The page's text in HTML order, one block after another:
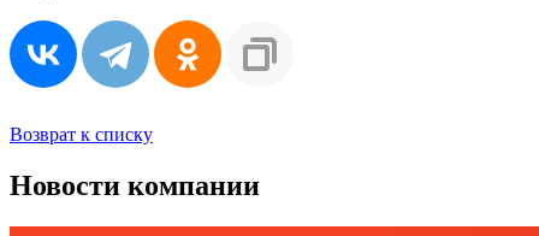
Возврат к списку
Новости компании